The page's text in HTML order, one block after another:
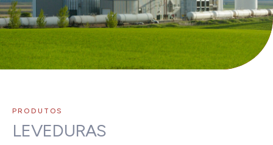
PRODUTOS
LEVEDURAS